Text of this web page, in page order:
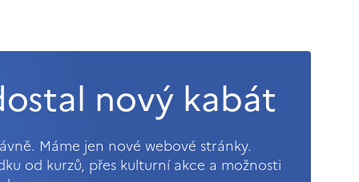
nový kabát
Máme jen nové webové stránky.
od kurzů, přes kulturní akce a možnosti